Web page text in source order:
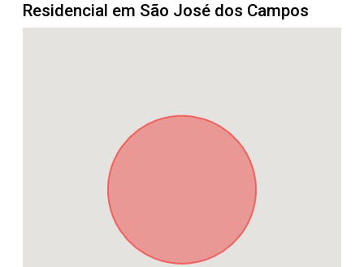
Residencial em São José dos Campos